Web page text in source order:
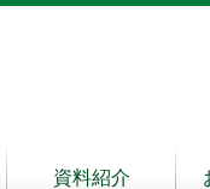
資料紹介